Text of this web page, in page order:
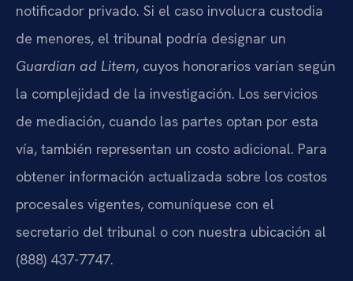
notificador privado. Si el caso involucra custodia
de menores, el tribunal podría designar un
Guardian ad Litem, cuyos honorarios varían según
la complejidad de la investigación. Los servicios
de mediación, cuando las partes optan por esta
vía, también representan un costo adicional. Para
obtener información actualizada sobre los costos
procesales vigentes, comuníquese con el
secretario del tribunal o con nuestra ubicación al
(888) 437-7747.